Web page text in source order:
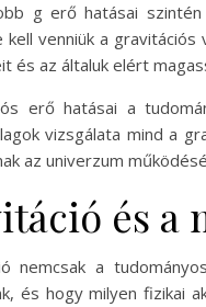
g erő hatásai
kell venniük a
és az általuk elért
erő hatásai a
vizsgálata mind a
az univerzum
és a
nemcsak a
és hogy milyen fizikai